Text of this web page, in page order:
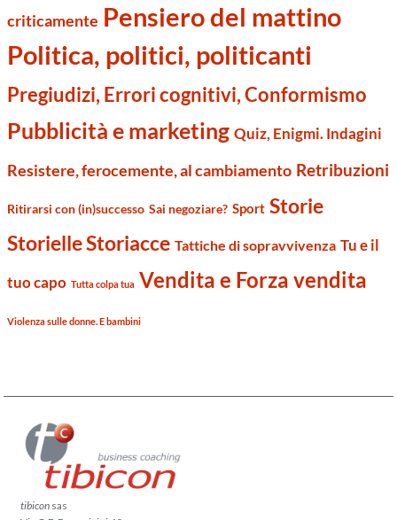
criticamente Pensiero del mattino
Politica, politici, politicanti
Pregiudizi, Errori cognitivi, Conformismo
Pubblicità e marketing Quiz, Enigmi. Indagini
Resistere, ferocemente, al cambiamento Retribuzioni
Ritirarsi con (in)successo Sai negoziare? Sport Storie
Storielle Storiacce Tattiche di sopravvivenza Tu e il
tuo capo Tutta colpa tua Vendita e Forza vendita
Violenza sulle donne. E bambini
tibicon sas